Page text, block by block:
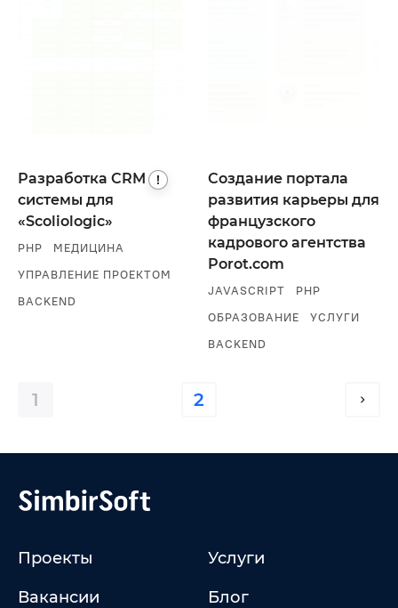
Разработка CRM !
системы для
«Scoliologic»
PHP
МЕДИЦИНА
УПРАВЛЕНИЕ ПРОЕКТОМ
BACKEND
Создание портала
развития карьеры для
французского
кадрового агентства
Porot.com
JAVASCRIPT
PHP
ОБРАЗОВАНИЕ
УСЛУГИ
BACKEND
1 2
Проекты
Услуги
Вакансии
Блог